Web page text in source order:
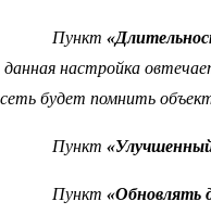
Пункт
данная настройка
сеть будет помнить объект
Пункт
Пункт «Обновлять